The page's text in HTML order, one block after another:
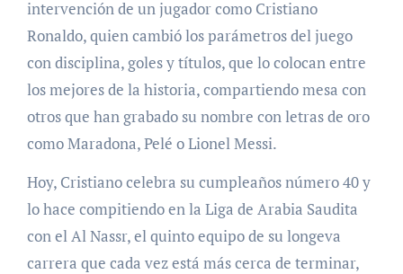
intervención de un jugador como Cristiano
Ronaldo, quien cambió los parámetros del juego
con disciplina, goles y títulos, que lo colocan entre
los mejores de la historia, compartiendo mesa con
otros que han grabado su nombre con letras de oro
como Maradona, Pelé o Lionel Messi.
Hoy, Cristiano celebra su cumpleaños número 40 y
lo hace compitiendo en la Liga de Arabia Saudita
con el Al Nassr, el quinto equipo de su longeva
carrera que cada vez está más cerca de terminar,